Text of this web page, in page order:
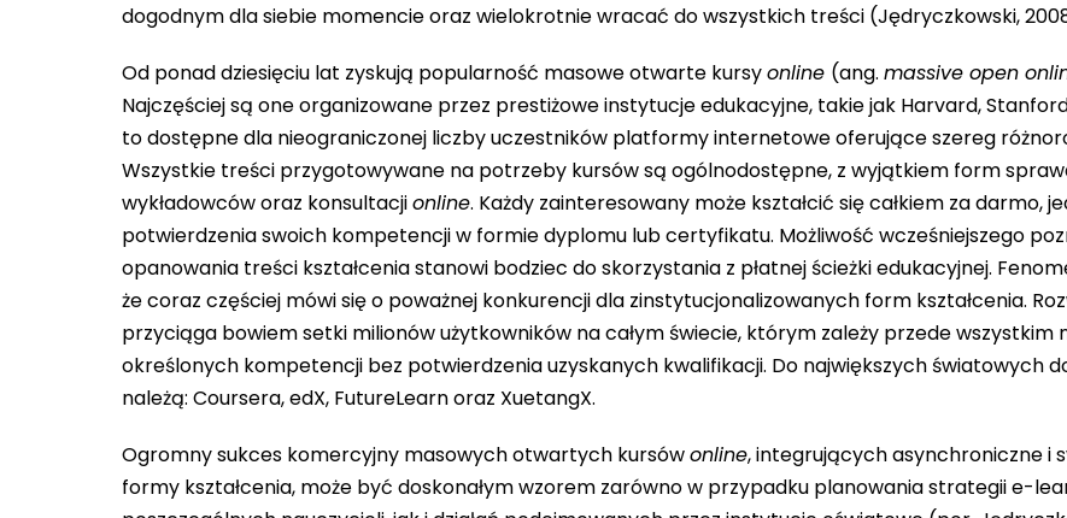
dogodnym dla siebie momencie oraz wielokrotnie wracać do wszystkich treści (Jędryczkowski,
Od ponad dziesięciu lat zyskują popularność masowe otwarte kursyonline (ang.massive open
Najczęściej są one organizowane przez prestiżowe instytucje edukacyjne, takie jak Harvard,
to dostępne dla nieograniczonej liczby uczestników platformy internetowe oferujące szereg
Wszystkie treści przygotowywane na potrzeby kursów są ogólnodostępne, z wyjątkiem form
wykładowców oraz konsultacjionline. Każdy zainteresowany może kształcić się całkiem za darmo,
potwierdzenia swoich kompetencji w formie dyplomu lub certyfikatu. Możliwość wcześniejszego
opanowania treści kształcenia stanowi bodziec do skorzystania z płatnej ścieżki edukacyjnej.
że coraz częściej mówi się o poważnej konkurencji dla zinstytucjonalizowanych form kształcenia.
przyciąga bowiem setki milionów użytkowników na całym świecie, którym zależy przede wszystkim
określonych kompetencji bez potwierdzenia uzyskanych kwalifikacji. Do największych światowych
należą: Coursera, edX, FutureLearn oraz XuetangX.
Ogromny sukces komercyjny masowych otwartych kursówonline, integrujących asynchroniczne i
formy kształcenia, może być doskonałym wzorem zarówno w przypadku planowania strategii e-